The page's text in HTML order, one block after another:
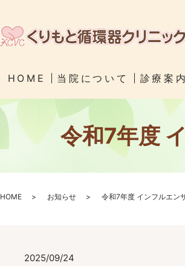
HOME 当院について 診療案内
令和7年度
HOME お知らせ 令和7年度 インフルエン
2025/09/24